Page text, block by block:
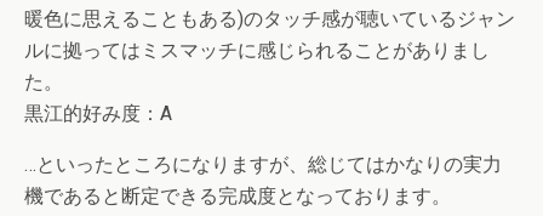
暖色に思えることもある)のタッチ感が聴いているジャン
ルに拠ってはミスマッチに感じられることがありまし
た。
黒江的好み度：A
…といったところになりますが、総じてはかなりの実力
機であると断定できる完成度となっております。